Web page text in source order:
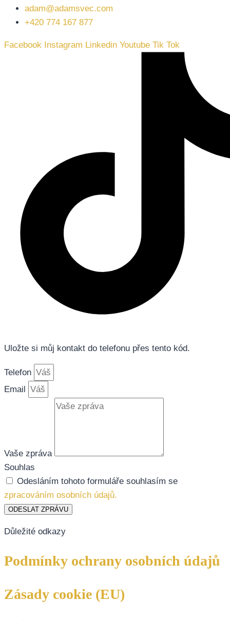
adam@adamsvec.com
+420 774 167 877
Facebook Instagram Linkedin Youtube Tik Tok
Uložte si můj kontakt do telefonu přes tento kód.
Telefon
Email
Vaše zpráva
Souhlas
Odesláním tohoto formuláře souhlasím se
zpracováním osobních údajů.
ODESLAT ZPRÁVU
Důležité odkazy
Podmínky ochrany osobních údajů
Zásady cookie (EU)